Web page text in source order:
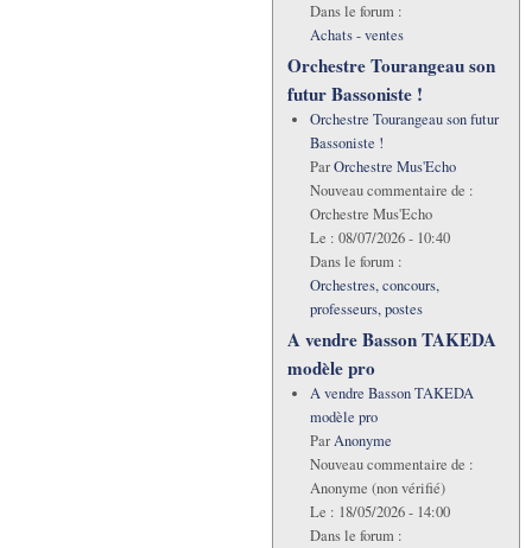
Dans le forum :
Achats - ventes
Orchestre Tourangeau son
futur Bassoniste !
Orchestre Tourangeau son futur
Bassoniste !
ParOrchestre Mus'Echo
Nouveau commentaire de :
Orchestre Mus'Echo
Le : 08/07/2026 - 10:40
Dans le forum :
Orchestres, concours,
professeurs, postes
A vendre Basson TAKEDA
modèle pro
A vendre Basson TAKEDA
modèle pro
ParAnonyme
Nouveau commentaire de :
Anonyme (non vérifié)
Le : 18/05/2026 - 14:00
Dans le forum :